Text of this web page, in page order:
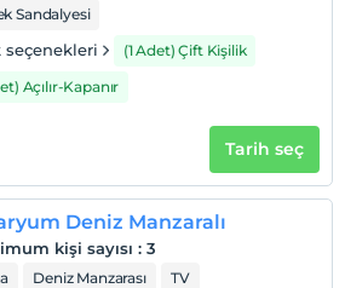
kadar 1 çocuk ücretsizdir
Sandalyesi
seçenekleri
(1 Adet) Çift Kişilik
Açılır-Kapanır
Tarih seç
Deniz Manzaralı
kişi sayısı : 3
Deniz Manzarası
TV